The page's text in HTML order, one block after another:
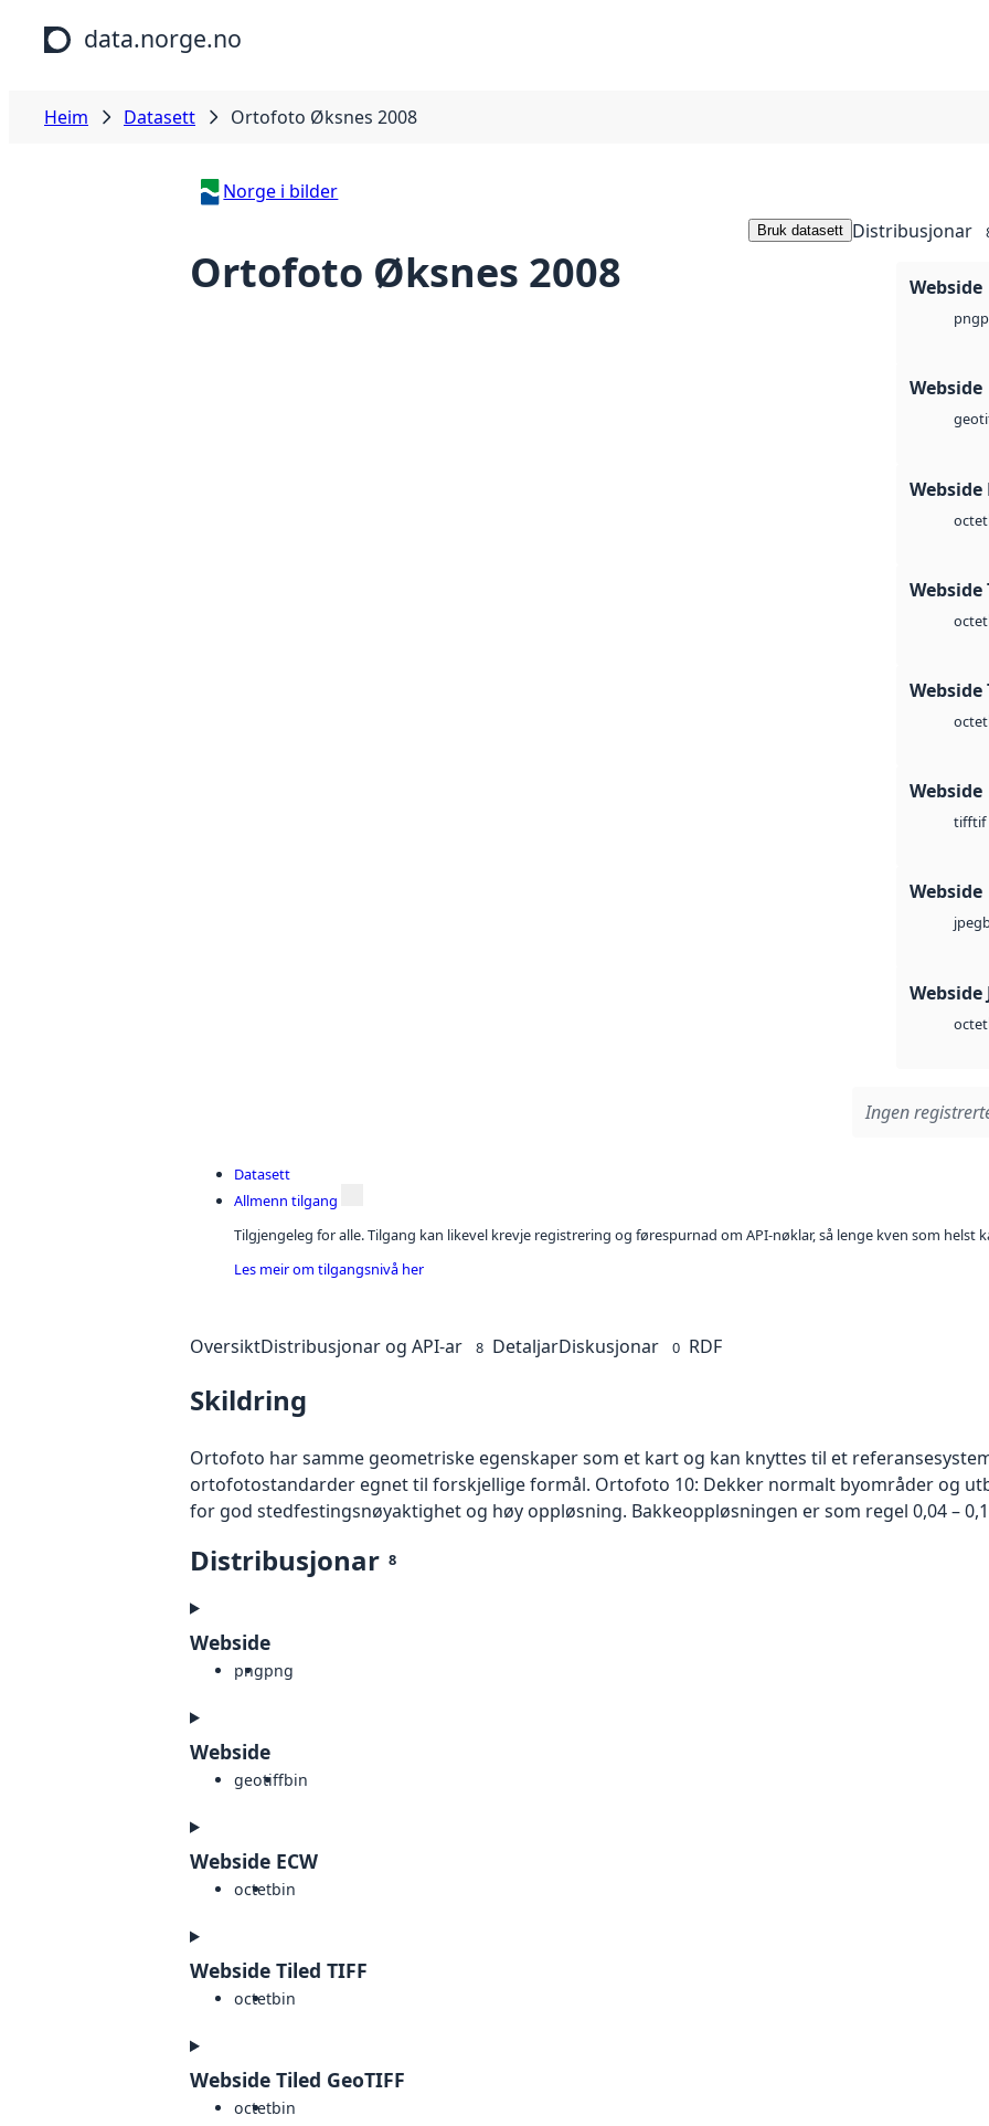
Hopp til hovudinnhald
data.norge.no
Heim Datasett Ortofoto Øksnes 2008
Norge i bilder
Ortofoto Øksnes 2008
Bruk datasett Distribusjonar
Webside
png
Webside
Webside
octet
Webside
octet
Webside
octet
Webside
tifftif
Webside
jpeg
Webside
octet
Ingen
Datasett
Allmenn tilgang
Tilgjengeleg for alle. Tilgang kan likevel krevje registrering og førespurnad om API-nøklar, så lenge kven som helst
Les meir om tilgangsnivå her
OversiktDistribusjonar og API-ar 8 DetaljarDiskusjonar 0 RDF
Skildring
Ortofoto har samme geometriske egenskaper som et kart og kan knyttes til et
ortofotostandarder egnet til forskjellige formål. Ortofoto 10: Dekker normalt byområder og
for god stedfestingsnøyaktighet og høy oppløsning. Bakkeoppløsningen er som regel 0,04 –
Distribusjonar 8
Webside
pngpng
Webside
geotiffbin
Webside ECW
octetbin
Webside Tiled TIFF
octetbin
Webside Tiled GeoTIFF
octetbin